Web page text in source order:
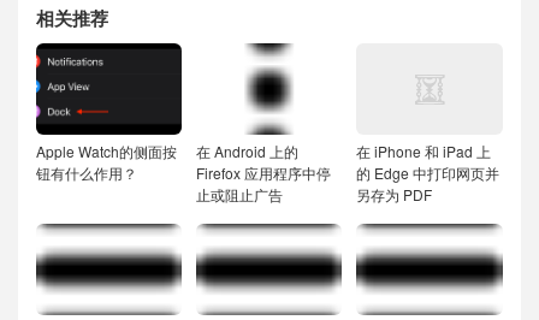
相关推荐
Apple Watch的侧面按
钮有什么作用？
在 Android 上的
Firefox 应用程序中停
止或阻止广告
在 iPhone 和 iPad 上
的 Edge 中打印网页并
另存为 PDF